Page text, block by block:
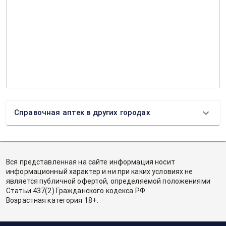
Справочная аптек в других городах
Вся представленная на сайте информация носит
информационный характер и ни при каких условиях не
является публичной офертой, определяемой положениями
Статьи 437(2) Гражданского кодекса РФ.
Возрастная категория 18+.